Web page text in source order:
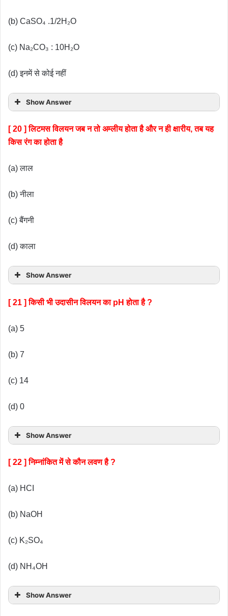
(b) CaSO₄ .1/2H₂O
(c) Na₂CO₃ : 10H₂O
(d) इनमें से कोई नहीं
Show Answer
[ 20 ] लिटमस विलयन जब न तो अम्लीय होता है और न ही क्षारीय, तब यह
किस रंग का होता है
(a) लाल
(b) नीला
(c) बैंगनी
(d) काला
Show Answer
[ 21 ] किसी भी उदासीन विलयन का pH होता है ?
(a) 5
(b) 7
(c) 14
(d) 0
Show Answer
[ 22 ] निम्नांकित में से कौन लवण है ?
(a) HCI
(b) NaOH
(c) K₂SO₄
(d) NH₄OH
Show Answer